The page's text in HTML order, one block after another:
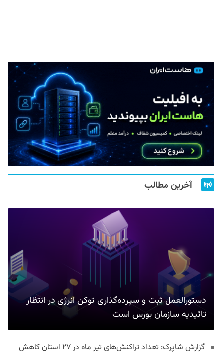
آخرین مطالب
دستورالعمل ثبت و سپرده‌گذاری توکن انرژی در انتظار
تائیدیه سازمان بورس است
گزارش شاپرک: تعداد تراکنش‌های تیر ماه در ۲۷ استان‌ کاهش